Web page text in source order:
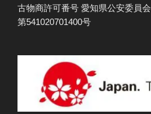
古物商許可番号 愛知県公安委員会
第541020701400号